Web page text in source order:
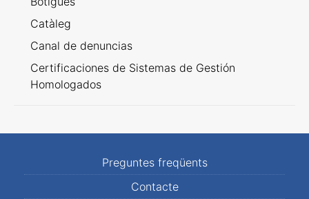
Catàleg
Canal de denuncias
Certificaciones de Sistemas de Gestión
Homologados
Preguntes freqüents
Contacte